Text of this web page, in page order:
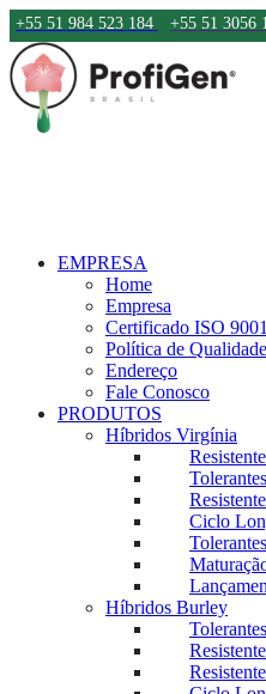
+55 51 984 523 184 +55 51 3056
EMPRESA
Home
Empresa
Certificado ISO
Política de Qualidade
Endereço
Fale Conosco
PRODUTOS
Híbridos Virgínia
Ciclo
Híbridos Burley